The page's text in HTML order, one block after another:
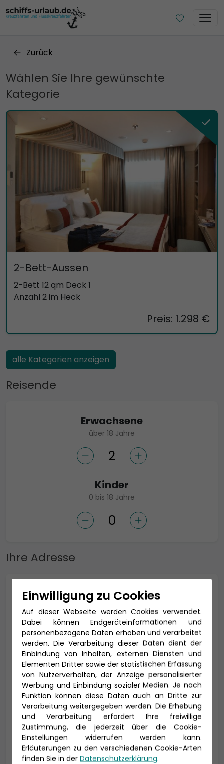
Zurück
Wählen Sie Ihre gewünschte
Kategorie
2-Bett-Aussen
2-Bett 12 qm Deck 1
Anzahl 2 im Heck
Preis: 1.298 €
alle Kategorien anzeigen
Reisende
Erwachsene
über 18 Jahre
Kinder
0 bis 18 Jahre
Ihre Adresse
Anrede *
Titel
Vorname * Nachname *
E-Mail *
Einwilligung zu Cookies
Auf dieser Webseite werden Cookies verwendet.
Dabei können Endgeräteinformationen und
personenbezogene Daten erhoben und verarbeitet
werden. Die Verarbeitung dieser Daten dient der
Einbindung von Inhalten, externen Diensten und
Elementen Dritter sowie der statistischen Erfassung
von Nutzerverhalten, der Anzeige personalisierter
Werbung und Einbindung sozialer Medien. Je nach
Funktion können diese Daten auch an Dritte zur
Verarbeitung weitergegeben werden. Die Erhebung
und Verarbeitung erfordert Ihre freiwillige
Zustimmung, die jederzeit über die Cookie-
Einstellungen widerrufen werden kann.
Erläuterungen zu den verschiedenen Cookie-Arten
finden Sie in der Datenschutzerklärung.